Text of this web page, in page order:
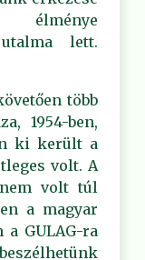
élménye
lett.
több
1954-ben,
ki került a
volt. A
volt túl
a magyar
a GULAG-ra